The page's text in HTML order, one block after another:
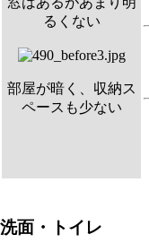
るくない
部屋が暗く、収納ス
ペースも少ない
洗面・トイレ